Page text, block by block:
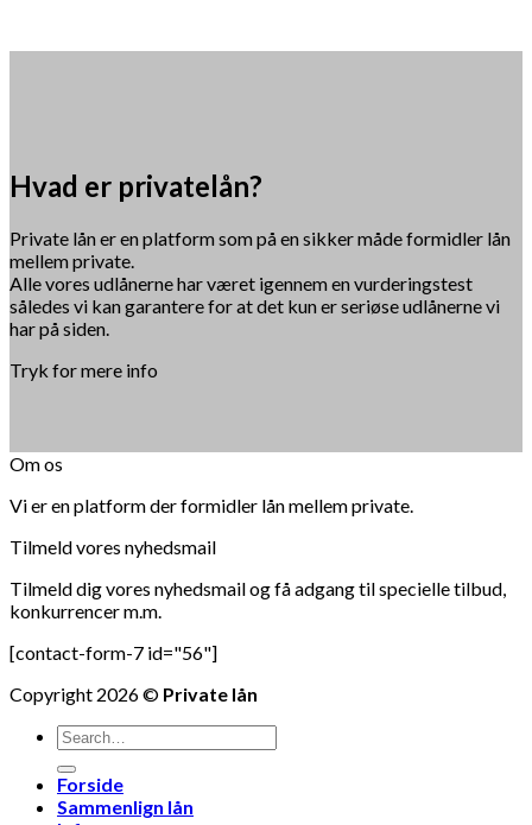
Hvad er privatelån?
Private lån er en platform som på en sikker måde formidler lån
mellem private.
Alle vores udlånerne har været igennem en vurderingstest
således vi kan garantere for at det kun er seriøse udlånerne vi
har på siden.
Tryk for mere info
Om os
Vi er en platform der formidler lån mellem private.
Tilmeld vores nyhedsmail
Tilmeld dig vores nyhedsmail og få adgang til specielle tilbud,
konkurrencer m.m.
[contact-form-7 id="56"]
Copyright 2026 © Private lån
Forside
Sammenlign lån